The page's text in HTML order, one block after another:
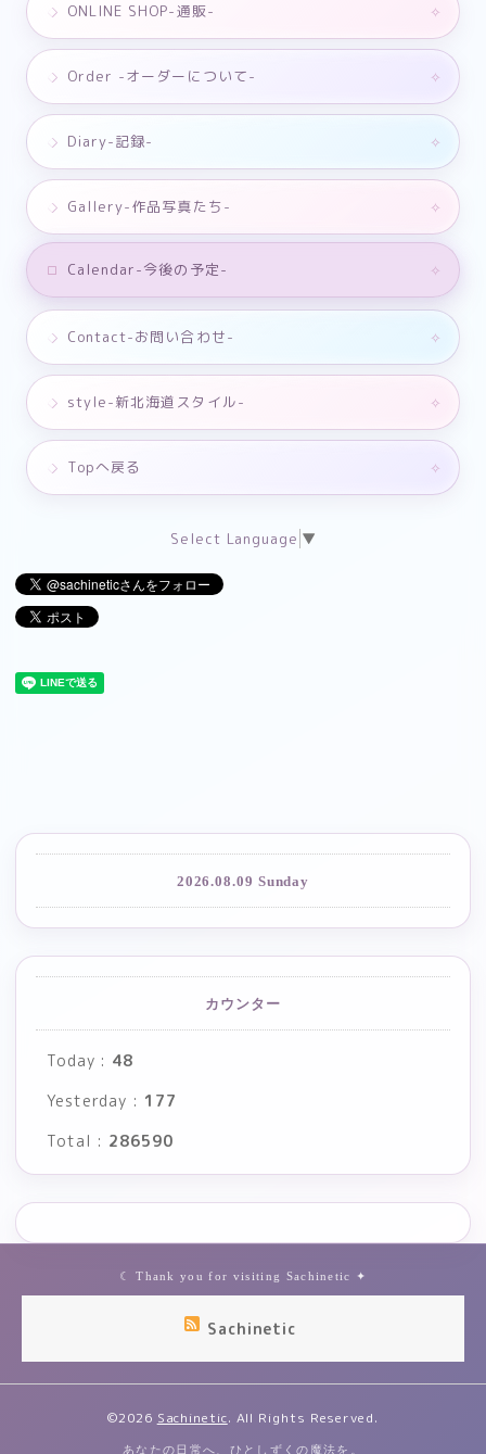
ONLINE SHOP-通販-
Order -オーダーについて-
Diary-記録-
Gallery-作品写真たち-
Calendar-今後の予定-
Contact-お問い合わせ-
style-新北海道スタイル-
Topへ戻る
Select Language ▼
2026.08.09 Sunday
カウンター
Today : 48
Yesterday : 177
Total : 286590
Sachinetic
©2026 Sachinetic. All Rights Reserved.